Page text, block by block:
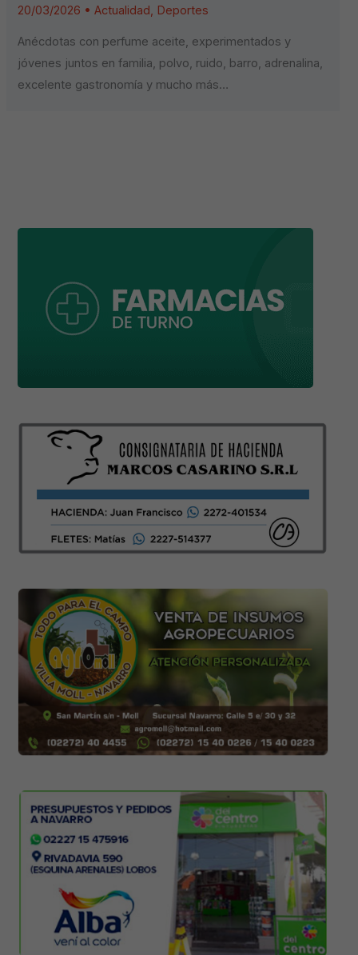
20/03/2026 •Actualidad, Deportes
Anécdotas con perfume aceite, experimentados y
jóvenes juntos en familia, polvo, ruido, barro, adrenalina,
excelente gastronomía y mucho más…